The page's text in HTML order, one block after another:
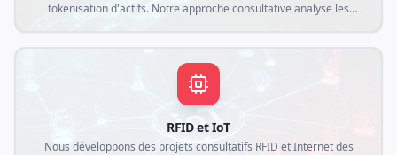
tokenisation d'actifs. Notre approche consultative analyse les
RFID et IoT
Nous développons des projets consultatifs RFID et Internet des